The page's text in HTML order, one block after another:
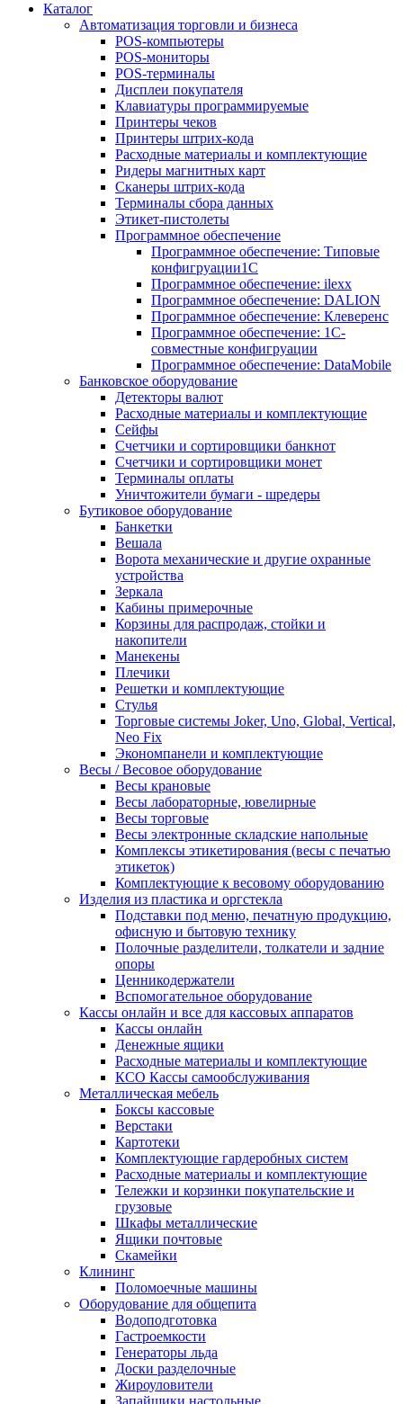
Каталог
Автоматизация торговли и бизнеса
POS-компьютеры
POS-мониторы
POS-терминалы
Дисплеи покупателя
Клавиатуры программируемые
Принтеры чеков
Принтеры штрих-кода
Расходные материалы и комплектующие
Ридеры магнитных карт
Сканеры штрих-кода
Терминалы сбора данных
Этикет-пистолеты
Программное обеспечение
Программное обеспечение: Типовые
конфигруации1С
Программное обеспечение: ilexx
Программное обеспечение: DALION
Программное обеспечение: Клеверенс
Программное обеспечение: 1С-
совместные конфигруации
Программное обеспечение: DataMobile
Банковское оборудование
Детекторы валют
Расходные материалы и комплектующие
Сейфы
Счетчики и сортировщики банкнот
Счетчики и сортировщики монет
Терминалы оплаты
Уничтожители бумаги - шредеры
Бутиковое оборудование
Банкетки
Вешала
Ворота механические и другие охранные
устройства
Зеркала
Кабины примерочные
Корзины для распродаж, стойки и
накопители
Манекены
Плечики
Решетки и комплектующие
Стулья
Торговые системы Joker, Uno, Global, Vertical,
Neo Fix
Экономпанели и комплектующие
Весы / Весовое оборудование
Весы крановые
Весы лабораторные, ювелирные
Весы торговые
Весы электронные складские напольные
Комплексы этикетирования (весы с печатью
этикеток)
Комплектующие к весовому оборудованию
Изделия из пластика и оргстекла
Подставки под меню, печатную продукцию,
офисную и бытовую технику
Полочные разделители, толкатели и задние
опоры
Ценникодержатели
Вспомогательное оборудование
Кассы онлайн и все для кассовых аппаратов
Кассы онлайн
Денежные ящики
Расходные материалы и комплектующие
КСО Кассы самообслуживания
Металлическая мебель
Боксы кассовые
Верстаки
Картотеки
Комплектующие гардеробных систем
Расходные материалы и комплектующие
Тележки и корзинки покупательские и
грузовые
Шкафы металлические
Ящики почтовые
Скамейки
Клининг
Поломоечные машины
Оборудование для общепита
Водоподготовка
Гастроемкости
Генераторы льда
Доски разделочные
Жироуловители
Запайщики настольные